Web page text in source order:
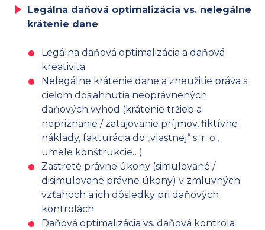
Legálna daňová optimalizácia vs. nelegálne
krátenie dane
Legálna daňová optimalizácia a daňová
kreativita
Nelegálne krátenie dane a zneužitie práva s
cieľom dosiahnutia neoprávnených
daňových výhod (krátenie tržieb a
nepriznanie / zatajovanie príjmov, fiktívne
náklady, fakturácia do „vlastnej“ s. r. o.,
umelé konštrukcie…)
Zastreté právne úkony (simulované /
disimulované právne úkony) v zmluvných
vzťahoch a ich dôsledky pri daňových
kontrolách
Daňová optimalizácia vs. daňová kontrola